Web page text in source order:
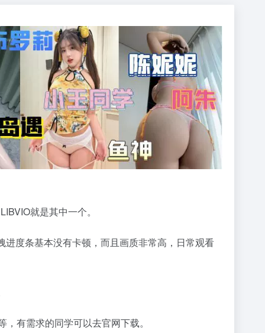
就是其中一个。
度条基本没有卡顿，而且画质非常高，日常观看
有需求的同学可以去官网下载。